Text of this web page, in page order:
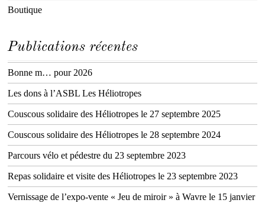
Boutique
Publications récentes
Bonne m… pour 2026
Les dons à l’ASBL Les Héliotropes
Couscous solidaire des Héliotropes le 27 septembre 2025
Couscous solidaire des Héliotropes le 28 septembre 2024
Parcours vélo et pédestre du 23 septembre 2023
Repas solidaire et visite des Héliotropes le 23 septembre 2023
Vernissage de l’expo-vente « Jeu de miroir » à Wavre le 15 janvier